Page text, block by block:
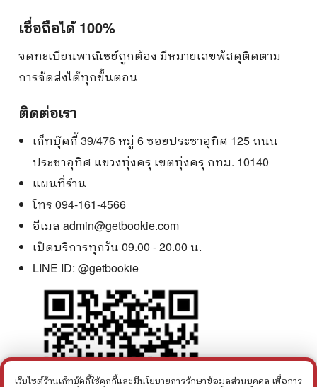
เชื่อถือได้ 100%
จดทะเบียนพาณิชย์ถูกต้อง มีหมายเลขพัสดุติดตาม
การจัดส่งได้ทุกขั้นตอน
ติดต่อเรา
เก็ทบุ๊คกี้ 39/476 หมู่ 6 ซอยประชาอุทิศ 125 ถนน
ประชาอุทิศ แขวงทุ่งครุ เขตทุ่งครุ กทม. 10140
แผนที่ร้าน
โทร 094-161-4566
อีเมล admin@getbookie.com
เปิดบริการทุกวัน 09.00 - 20.00 น.
LINE ID: @getbookie
เว็บไซต์ร้านเก็ทบุ๊คกี้ใช้คุกกี้และมีนโยบายการรักษาข้อมูลส่วนบุคคล เพื่อการ